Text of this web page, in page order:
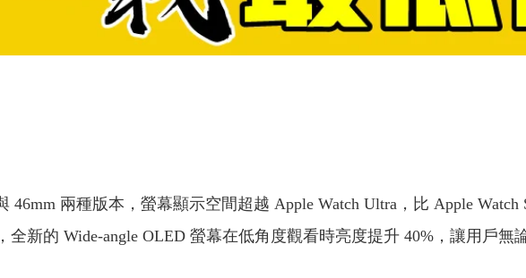
46mm 兩種版本，螢幕顯示空間超越 Apple Watch Ultra，比 Apple Watch
新的 Wide-angle OLED 螢幕在低角度觀看時亮度提升 40%，讓用戶無